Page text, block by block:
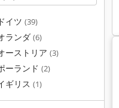
イツ (39)
ランダ (6)
ーストリア (3)
ーランド (2)
ギリス (1)
714